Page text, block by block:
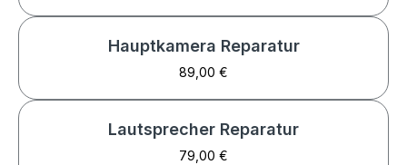
Hauptkamera Reparatur
89,00 €
Lautsprecher Reparatur
79,00 €